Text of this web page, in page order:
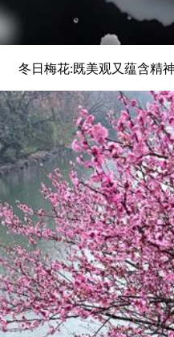
冬日梅花:既美观又蕴含精